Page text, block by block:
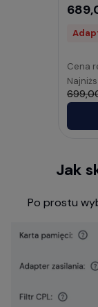
Cena
Jak
Po prostu